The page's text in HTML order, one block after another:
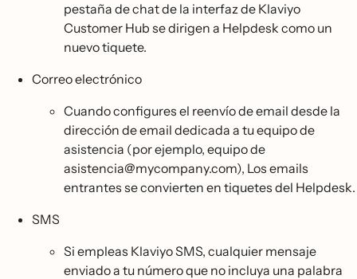
pestaña de chat de la interfaz de Klaviyo
Customer Hub se dirigen a Helpdesk como un
nuevo tiquete.
Correo electrónico
Cuando configures el reenvío de email desde la
dirección de email dedicada a tu equipo de
asistencia (por ejemplo, equipo de
asistencia@mycompany.com), Los emails
entrantes se convierten en tiquetes del Helpdesk.
SMS
Si empleas Klaviyo SMS, cualquier mensaje
enviado a tu número que no incluya una palabra